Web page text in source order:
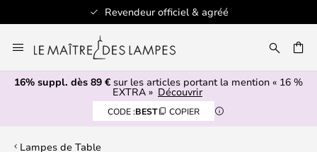
Revendeur officiel & agréé
au
contenu
16% suppl. dès 89 € sur les articles portant la mention « 16 %
EXTRA » Découvrir
CODE :BEST COPIER
Lampes de Table